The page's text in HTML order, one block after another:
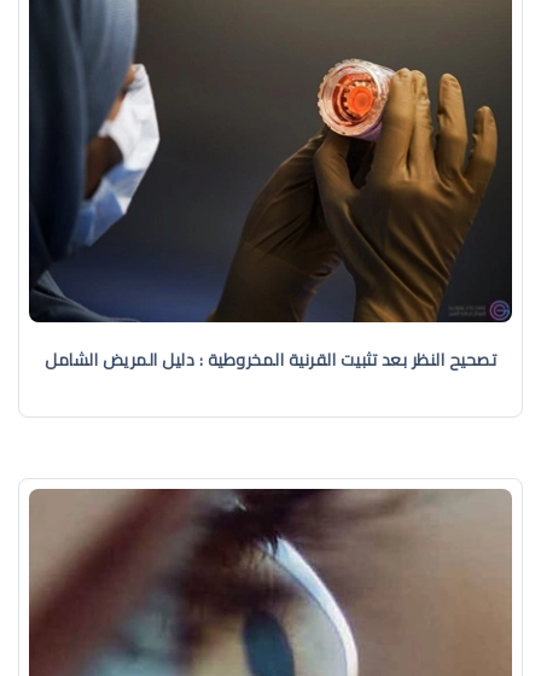
تصحيح النظر بعد تثبيت القرنية المخروطية : دليل المريض الشامل